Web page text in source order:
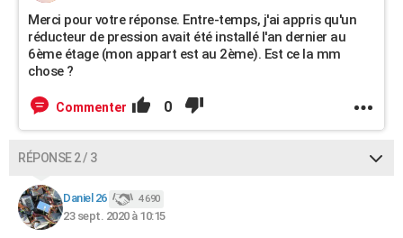
Merci pour votre réponse. Entre-temps, j'ai appris qu'un
réducteur de pression avait été installé l'an dernier au
6ème étage (mon appart est au 2ème). Est ce la mm
chose ?
Commenter 0
RÉPONSE 2 / 3
Daniel 26 4 690
23 sept. 2020 à 10:15